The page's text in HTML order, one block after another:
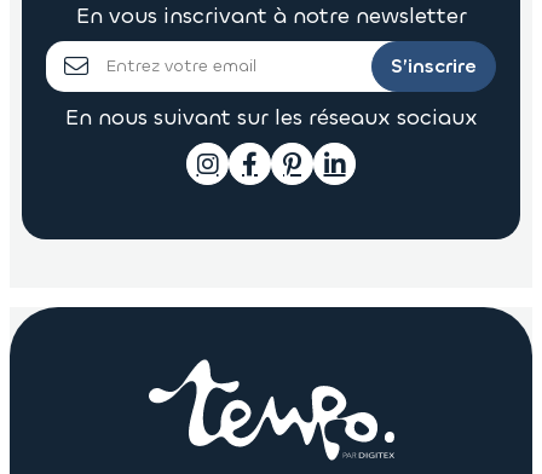
En vous inscrivant à notre newsletter
S’inscrire
En nous suivant sur les réseaux sociaux